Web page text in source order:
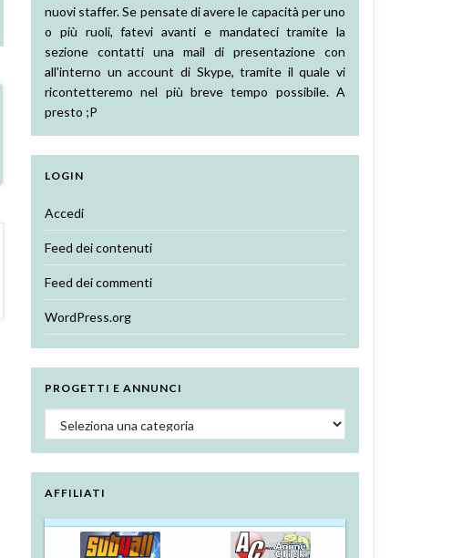
nuovi staffer. Se pensate di avere le capacità per uno
o più ruoli, fatevi avanti e mandateci tramite la
sezione contatti una mail di presentazione con
all'interno un account di Skype, tramite il quale vi
ricontetteremo nel più breve tempo possibile. A
presto ;P
LOGIN
Accedi
Feed dei contenuti
Feed dei commenti
WordPress.org
PROGETTI E ANNUNCI
Progetti e annunci
AFFILIATI